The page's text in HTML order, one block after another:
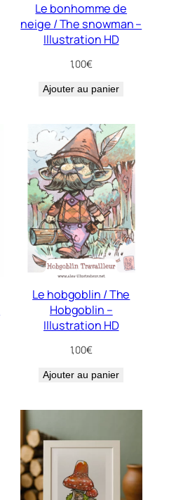
Le bonhomme de
neige / The snowman –
Illustration HD
1,00€
Ajouter au panier
Le hobgoblin / The
Hobgoblin –
Illustration HD
1,00€
Ajouter au panier